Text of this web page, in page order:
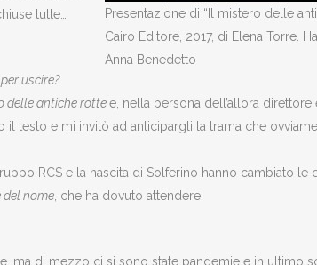
Presentazione di “Il mistero delle
Cairo Editore, 2017, di Elena Torre.
Anna Benedetto
tutte…
uscire?
delle antiche rottee, nella persona dell’allora direttore
testo e mi invitò ad anticipargli la trama che
RCS e la nascita di Solferino hanno cambiato le
del nome , che ha dovuto attendere.
ma di mezzo ci si sono state pandemie e in ultimo